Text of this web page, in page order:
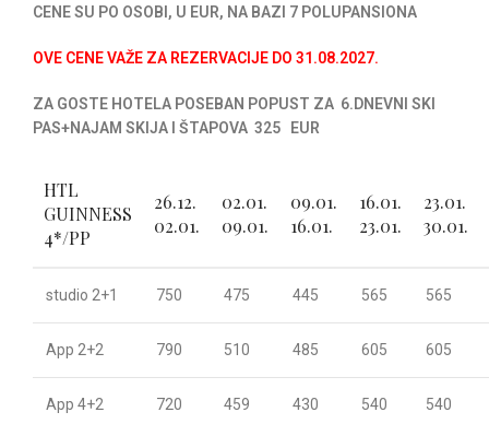
CENE SU PO OSOBI, U EUR, NA BAZI 7 POLUPANSIONA
OVE CENE VAŽE ZA REZERVACIJE DO 31.08.2027.
ZA GOSTE HOTELA POSEBAN POPUST ZA 6.DNEVNI SKI
PAS+NAJAM SKIJA I ŠTAPOVA 325 EUR
HTL
GUINNESS
4*/PP
26.12.
02.01.
02.01.
09.01.
09.01.
16.01.
16.01.
23.01.
23.01.
30.01.
studio 2+1 750 475 445 565 565
App 2+2 790 510 485 605 605
App 4+2 720 459 430 540 540